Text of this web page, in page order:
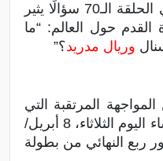
، طرحنا في الحلقة الـ70 سؤالًا يثير
القدم حول العالم: “ما
وريال مدريد؟”
المرتقبة التي
يحتضنها ملعب “الإمارات” مساء اليوم الثلاثاء، 8 أبريل/
الدور ربع النهائي من بطولة